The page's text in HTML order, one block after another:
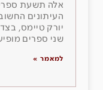
אלה תשעת ספרי
העיתונים
יורק טיימס,
שני ספרים
למאמר »